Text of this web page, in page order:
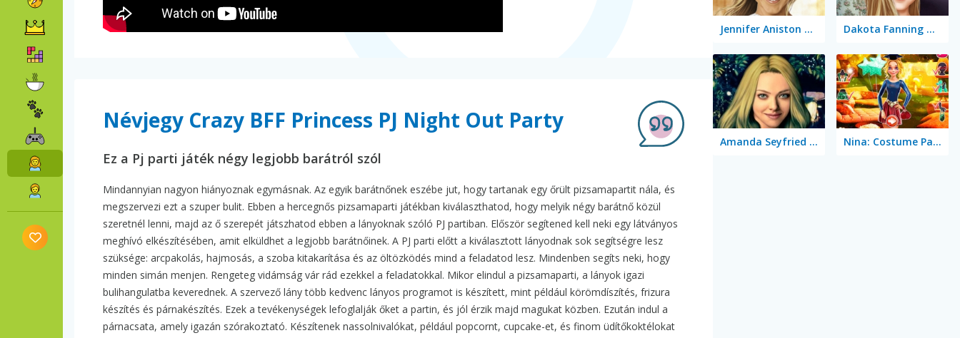
Névjegy Crazy BFF Princess PJ Night Out Party
Ez a Pj parti játék négy legjobb barátról szól
Mindannyian nagyon hiányoznak egymásnak. Az egyik barátnőnek eszébe jut, hogy tartanak egy őrült pizsamapartit nála, és
megszervezi ezt a szuper bulit. Ebben a hercegnős pizsamaparti játékban kiválaszthatod, hogy melyik négy barátnő közül
szeretnél lenni, majd az ő szerepét játszhatod ebben a lányoknak szóló PJ partiban. Először segítened kell neki egy látványos
meghívó elkészítésében, amit elküldhet a legjobb barátnőinek. A PJ parti előtt a kiválasztott lányodnak sok segítségre lesz
szüksége: arcpakolás, hajmosás, a szoba kitakarítása és az öltözködés mind a feladatod lesz. Mindenben segíts neki, hogy
minden simán menjen. Rengeteg vidámság vár rád ezekkel a feladatokkal. Mikor elindul a pizsamaparti, a lányok igazi
bulihangulatba keverednek. A szervező lány több kedvenc lányos programot is készített, mint például körömdíszítés, frizura
készítés és párnakészítés. Ezek a tevékenységek lefoglalják őket a partin, és jól érzik majd magukat közben. Ezután indul a
párnacsata, amely igazán szórakoztató. Készítenek nassolnivalókat, például popcornt, cupcake-et, és finom üdítőkoktélokat
Jennifer Aniston True Make Up Dakota Fanning True Make Up
Amanda Seyfried True Make Up Nina: Costume Party